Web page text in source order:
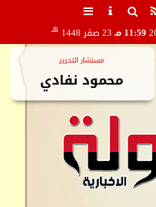
11:59 مـ 23 صفر 1448 هـ
مستشار التحرير
محمود نفادي